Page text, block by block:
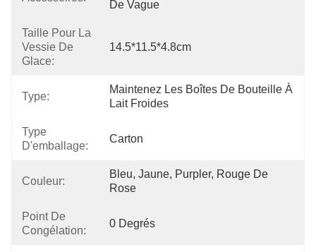
De Vague
Taille Pour La
Vessie De
Glace:
14.5*11.5*4.8cm
Type:
Maintenez Les Boîtes De Bouteille À
Lait Froides
Type
D'emballage:
Carton
Couleur:
Bleu, Jaune, Purpler, Rouge De
Rose
Point De
Congélation:
0 Degrés